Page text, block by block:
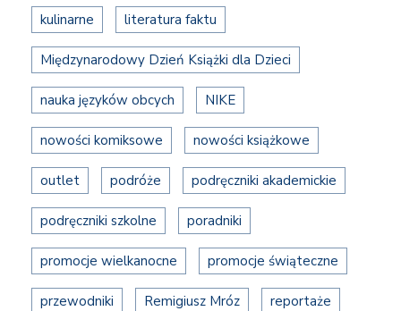
kulinarne literatura faktu
Międzynarodowy Dzień Książki dla Dzieci
nauka języków obcych NIKE
nowości komiksowe nowości książkowe
outlet podróże podręczniki akademickie
podręczniki szkolne poradniki
promocje wielkanocne promocje świąteczne
przewodniki Remigiusz Mróz reportaże